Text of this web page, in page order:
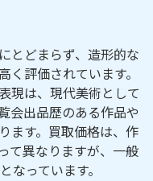
とどまらず、造形的な
評価されています。
現は、現代美術として
会出品歴のある作品や
ます。買取価格は、作
て異なりますが、一般
なっています。